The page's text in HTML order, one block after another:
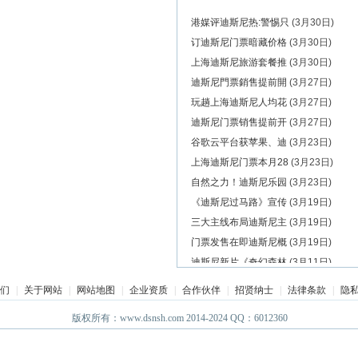
港媒评迪斯尼热:警惕只 (3月30日)
订迪斯尼门票暗藏价格 (3月30日)
上海迪斯尼旅游套餐推 (3月30日)
迪斯尼門票銷售提前開 (3月27日)
玩趟上海迪斯尼人均花 (3月27日)
迪斯尼门票销售提前开 (3月27日)
谷歌云平台获苹果、迪 (3月23日)
上海迪斯尼门票本月28 (3月23日)
自然之力！迪斯尼乐园 (3月23日)
《迪斯尼过马路》宣传 (3月19日)
三大主线布局迪斯尼主 (3月19日)
门票发售在即迪斯尼概 (3月19日)
迪斯尼新片《奇幻森林 (3月11日)
原标题：中国主题公园(3月4日)
上海迪斯尼周边民宿还(3月4日)
关于网站 网站地图 企业资质 合作伙伴 招贤纳士 法律条款 隐
版权所有：www.dsnsh.com 2014-2024 QQ：6012360